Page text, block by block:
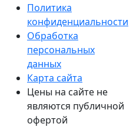
Политика
конфиденциальности
Обработка
персональных
данных
Карта сайта
Цены на сайте не
являются публичной
офертой